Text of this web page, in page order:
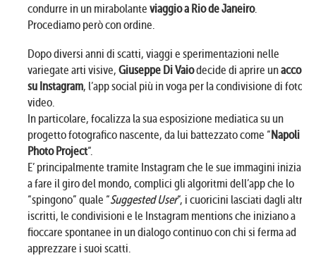
condurre in un mirabolante viaggio a Rio de Janeiro.
Procediamo però con ordine.
Dopo diversi anni di scatti, viaggi e sperimentazioni nelle
variegate arti visive, Giuseppe Di Vaiodecide di aprire unaccount
su Instagram, l’app social più in voga per la condivisione di foto e
video.
In particolare, focalizza la sua esposizione mediatica su un
progetto fotografico nascente, da lui battezzato come “Napoli
Photo Project“.
E’ principalmente tramite Instagram che le sue immagini iniziano
a fare il giro del mondo, complici gli algoritmi dell’app che lo
“spingono” quale “Suggested User“, i cuoricini lasciati dagli altri
iscritti, le condivisioni e le Instagram mentions che iniziano a
fioccare spontanee in un dialogo continuo con chi si ferma ad
apprezzare i suoi scatti.